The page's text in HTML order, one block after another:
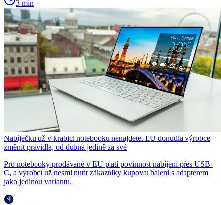
3 min
Nabíječku už v krabici notebooku nenajdete. EU donutila výrobce
změnit pravidla, od dubna jedině za své
Pro notebooky prodávané v EU platí povinnost nabíjení přes USB-
C, a výrobci už nesmí nutit zákazníky kupovat balení s adaptérem
jako jedinou variantu.